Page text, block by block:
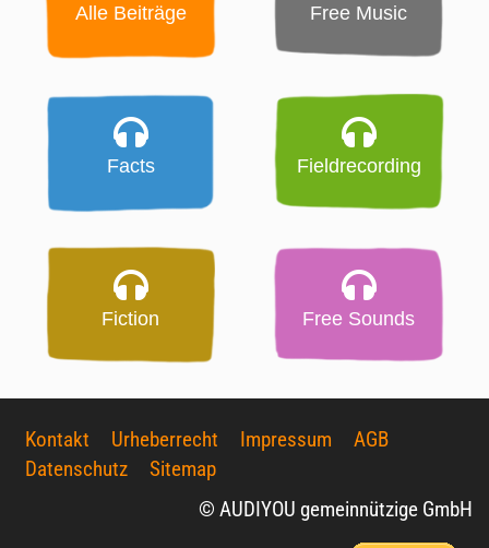
Alle Beiträge Free Music
Facts Fieldrecording
Fiction Free Sounds
Kontakt Urheberrecht Impressum
AGB
Datenschutz
Sitemap
© AUDIYOU gemeinnützige GmbH